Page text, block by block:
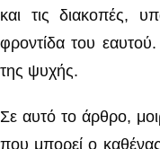
και τις διακοπές,
φροντίδα του
της ψυχής.
Σε αυτό το άρθρο,
που μπορεί ο